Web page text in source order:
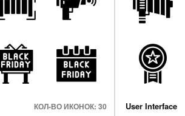
КОЛ-ВО ИКОНОК: 50 Halloween
КОЛ-ВО ИКОНОК: 30 User Interface